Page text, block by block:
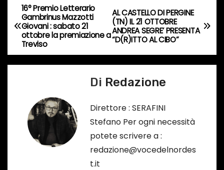
c
o
r
s
N
a
v
AL CASTELLO DI PERGINE
(TN) IL 21 OTTOBRE
ANDREA SEGRE’ PRESENTA
“D(R)ITTO AL CIBO”
16° Premio Letterario
Gambrinus Mazzotti
Giovani : sabato 21
ottobre la premiazione a
Treviso
Di Redazione
Direttore : SERAFINI
Stefano Per ogni necessità
potete scrivere a :
redazione@vocedelnordes
t.it